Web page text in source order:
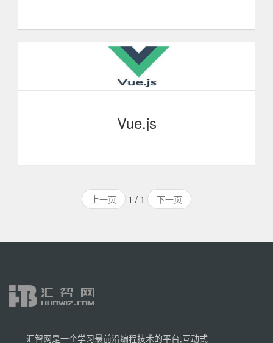
容涵盖响应式计算机制、指令和组件、动画效果等诸多方
面，教程深入浅出，即适合没有Vue.js开发基础的前端初学
者学习，也适合具备一定基础的工程师深入学习提高。
Vue.js
MVVM 数据绑定和一个可组合的组件系统，具有简单、灵
活的 API。学习本门课程可以让你更好的理解Vue.js，课程
上一页 1 / 1 下一页
汇智网是一个学习最前沿编程技术的平台,互动式